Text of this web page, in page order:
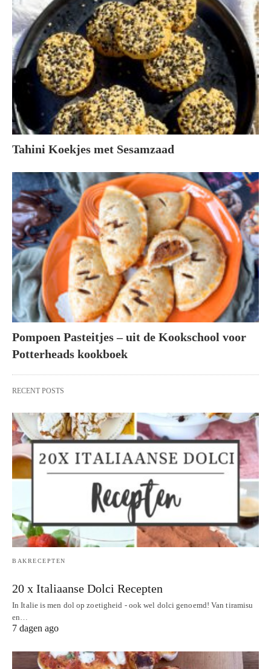
Tahini Koekjes met Sesamzaad
Pompoen Pasteitjes – uit de Kookschool voor
Potterheads kookboek
RECENT POSTS
BAKRECEPTEN
20 x Italiaanse Dolci Recepten
In Italie is men dol op zoetigheid - ook wel dolci genoemd! Van tiramisu
en…
7 dagen ago